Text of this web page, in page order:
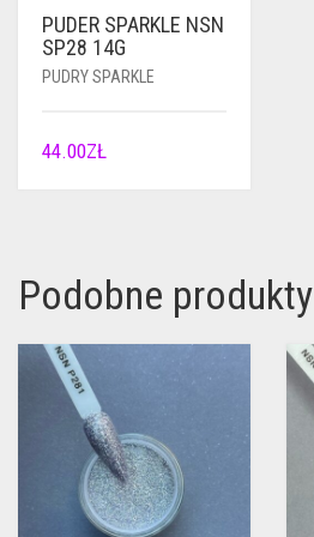
PUDER SPARKLE NSN
SP28 14G
PUDRY SPARKLE
44.00ZŁ
Podobne produkty